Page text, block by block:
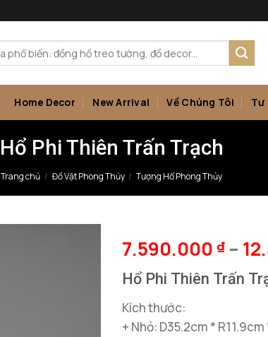
Home Decor New Arrival Về Chúng Tôi Tư
Hổ Phi Thiên Trấn Trạch
Trang chủ / Đồ Vật Phong Thủy / Tượng Hổ Phong Thủy
7.590.000 ₫ –
Hổ Phi Thiên Trấn
Kích thước:
+ Nhỏ: D35.2cm *